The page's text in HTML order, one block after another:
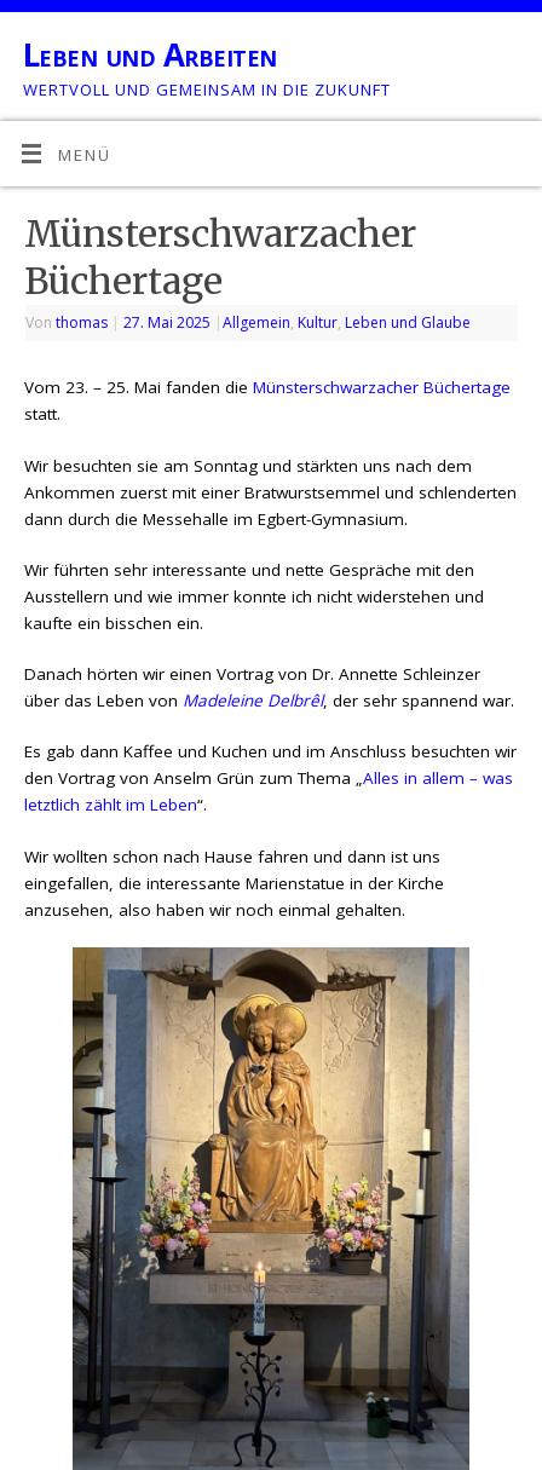
Leben und Arbeiten
WERTVOLL UND GEMEINSAM IN DIE ZUKUNFT
MENÜ
Münsterschwarzacher
Büchertage
Vonthomas | 27. Mai 2025 |Allgemein,Kultur,Leben und Glaube
Vom 23. – 25. Mai fanden dieMünsterschwarzacher Büchertage
statt.
Wir besuchten sie am Sonntag und stärkten uns nach dem
Ankommen zuerst mit einer Bratwurstsemmel und schlenderten
dann durch die Messehalle im Egbert-Gymnasium.
Wir führten sehr interessante und nette Gespräche mit den
Ausstellern und wie immer konnte ich nicht widerstehen und
kaufte ein bisschen ein.
Danach hörten wir einen Vortrag von Dr. Annette Schleinzer
über das Leben von Madeleine Delbrêl, der sehr spannend war.
Es gab dann Kaffee und Kuchen und im Anschluss besuchten wir
den Vortrag von Anselm Grün zum Thema „Alles in allem – was
letztlich zählt im Leben“.
Wir wollten schon nach Hause fahren und dann ist uns
eingefallen, die interessante Marienstatue in der Kirche
anzusehen, also haben wir noch einmal gehalten.